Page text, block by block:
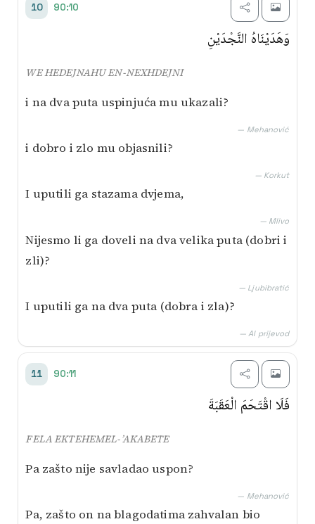
10 90:10
وَهَدَيْنَاهُ النَّجْدَيْنِ
WE HEDEJNAHU EN-NEXHDEJNI
i na dva puta uspinjuća mu ukazali?
— Mehanović
i dobro i zlo mu objasnili?
— Korkut
I uputili ga stazama dvjema,
— Mlivo
Nijesmo li ga doveli na dva velika puta (dobri i
zli)?
— Ljubibratić
I uputili ga na dva puta (dobra i zla)?
— AI prijevod
11 90:11
فَلَا اقْتَحَمَ الْعَقَبَةَ
FELA EKTEHEMEL-’AKABETE
Pa zašto nije savladao uspon?
— Mehanović
Pa, zašto on na blagodatima zahvalan bio